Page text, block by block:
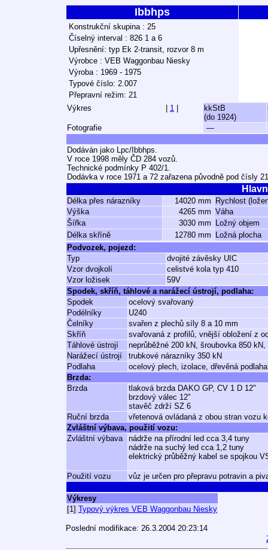
Ibbhps
Konstrukční skupina : 25
Číselný interval : 826 1 a 6
Upřesnění: typ Ek 2-transit, rozvor 8 m
Výrobce : VEB Waggonbau Niesky
Výroba : 1969 - 1975
Typové číslo: 2.007
Přepravní režim: 21
Výkres
1
kkStB
(do 1924)
Fotografie
—
Dodáván jako Lpc/Ibbhps.
V roce 1998 měly ČD 284 vozů.
Technické podmínky P 402/1.
Dodávka v roce 1971 a 72 zařazena původně pod čísly
Délka přes nárazníky 14020 mm
Rychlost
Výška
4265 mm Váha
Šířka
3030 mm
Ložný objem
Délka skříně
12780 mm
Ložná plocha
Podvozek, pojezd:
Typ
dvojité závěsky UIC
Vzor dvojkolí
celistvé kola typ 410
Vzor ložisek
59V
Spodek, skříň, táhlové a narážecí ústrojí, podlaha:
Spodek
ocelový svařovaný
Podélníky
U240
Čelníky
svařen z plechů síly 8 a 10 mm
Skříň
svařovaná z profilů, vnější obložení z
Táhlové ústrojí
neprůběžné 200 kN, šroubovka 850
Narážecí ústrojí
trubkové nárazníky 350 kN
Podlaha
ocelový plech, izolace, dřevěná
Brzda:
Brzda
tlaková brzda DAKO GP, CV 1 D 12"
brzdový válec 12"
stavěč zdrží SZ 6
Ruční brzda
vřetenová ovládaná z obou stran vozu
Zvláštní výbava, použití vozu:
Zvláštní výbava
nádrže na přírodní led cca 3,4 tuny
nádrže na suchý led cca 1,2 tuny
elektrický průběžný kabel se spojkou
Použití vozu vůz je určen pro přepravu potravin a
Výkresy
[1] Typový výkres VEB Waggonbau Niesky
Poslední modifikace: 26.3.2004 20:23:14